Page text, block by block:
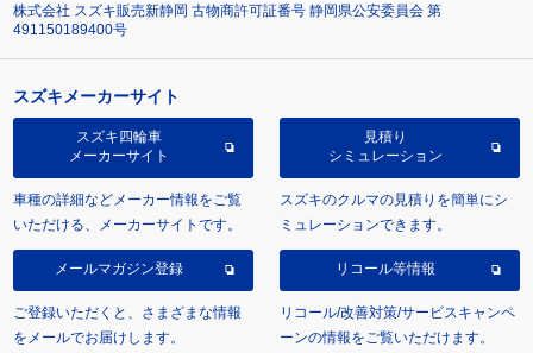
株式会社 スズキ販売新静岡 古物商許可証番号 静岡県公安委員会 第
491150189400号
スズキメーカーサイト
スズキ四輪車
メーカーサイト
車種の詳細などメーカー情報をご覧
いただける、メーカーサイトです。
見積り
シミュレーション
スズキのクルマの見積りを簡単にシ
ミュレーションできます。
メールマガジン登録
ご登録いただくと、さまざまな情報
をメールでお届けします。
リコール等情報
リコール/改善対策/サービスキャンペ
ーンの情報をご覧いただけます。